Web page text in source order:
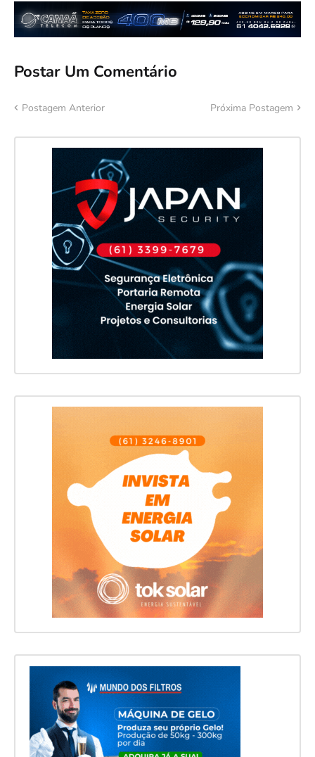
Postar Um Comentário
Postagem Anterior Próxima Postagem